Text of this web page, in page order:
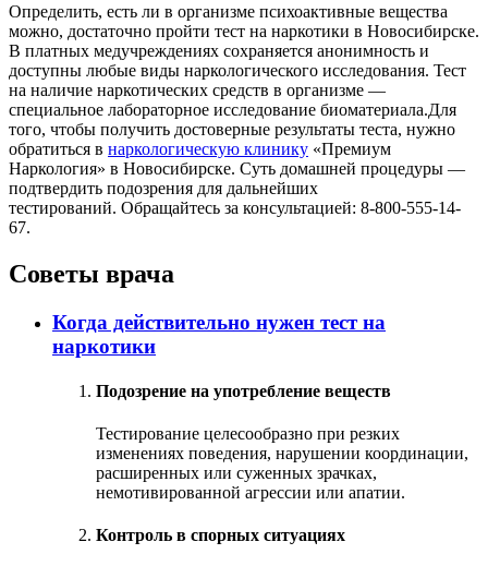
Определить, есть ли в организме психоактивные вещества
можно, достаточно пройти тест на наркотики в Новосибирске.
В платных медучреждениях сохраняется анонимность и
доступны любые виды наркологического исследования. Тест
на наличие наркотических средств в организме —
специальное лабораторное исследование биоматериала.Для
того, чтобы получить достоверные результаты теста, нужно
обратиться в наркологическую клинику «Премиум
Наркология» в Новосибирске. Суть домашней процедуры —
подтвердить подозрения для дальнейших
тестирований. Обращайтесь за консультацией: 8-800-555-14-
67.
Советы врача
Когда действительно нужен тест на
наркотики
Подозрение на употребление веществ
Тестирование целесообразно при резких
изменениях поведения, нарушении координации,
расширенных или суженных зрачках,
немотивированной агрессии или апатии.
Контроль в спорных ситуациях